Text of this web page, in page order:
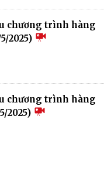
chương trình hàng
2025)
chương trình hàng
2025)